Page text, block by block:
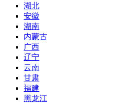
湖北
安徽
湖南
内蒙古
广西
辽宁
云南
甘肃
福建
黑龙江